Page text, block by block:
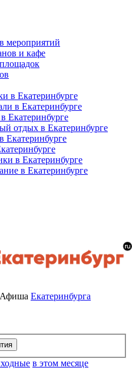
мероприятий
и кафе
в Екатеринбурге
в Екатеринбурге
Екатеринбурге
отдых в Екатеринбурге
Екатеринбурге
в Екатеринбурге
в Екатеринбурге
Афиша Екатеринбурга
в этом месяце